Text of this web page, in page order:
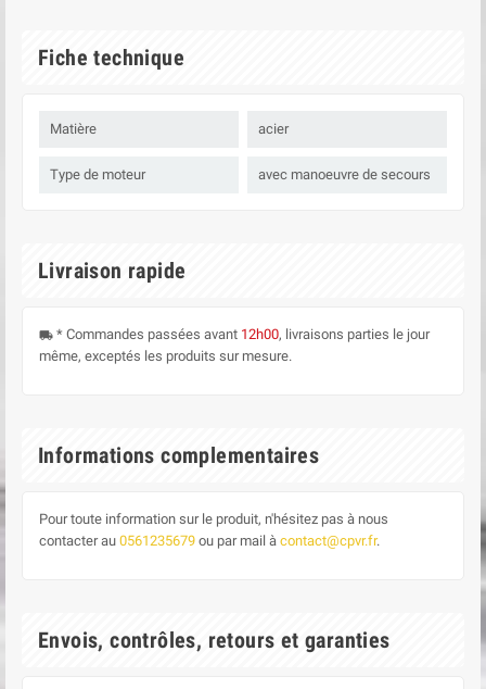
Fiche technique
Matière acier
Type de moteur avec manoeuvre de secours
Livraison rapide
local_shipping * Commandes passées avant 12h00, livraisons parties le jour
même, exceptés les produits sur mesure.
Informations complementaires
Pour toute information sur le produit, n'hésitez pas à nous
contacter au 0561235679 ou par mail à contact@cpvr.fr.
Envois, contrôles, retours et garanties